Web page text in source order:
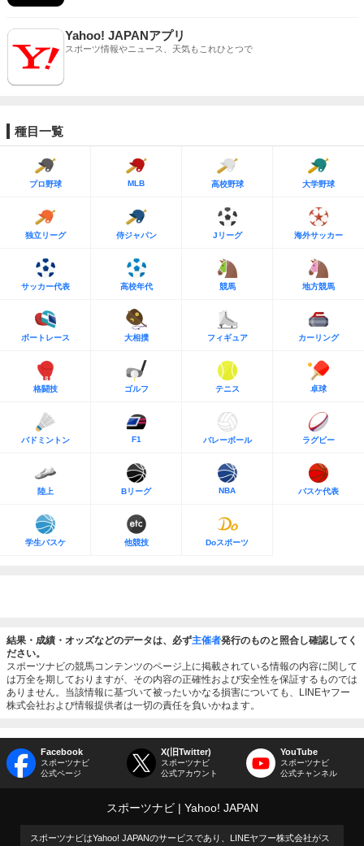
Yahoo! JAPANアプリ
スポーツ情報やニュース、天気もこれひとつで
種目一覧
プロ野球 MLB 高校野球 大学野球
独立リーグ 侍ジャパン Jリーグ 海外サッカー
サッカー代表 高校年代 競馬 地方競馬
ボートレース 大相撲 フィギュア カーリング
格闘技 ゴルフ テニス 卓球
バドミントン F1 バレーボール ラグビー
陸上 Bリーグ NBA バスケ代表
学生バスケ 他競技 Doスポーツ
結果・成績・オッズなどのデータは、必ず主催者発行のものと照合し確認してく
ださい。
スポーツナビの競馬コンテンツのページ上に掲載されている情報の内容に関して
は万全を期しておりますが、その内容の正確性および安全性を保証するものでは
ありません。当該情報に基づいて被ったいかなる損害についても、LINEヤフー
株式会社および情報提供者は一切の責任を負いかねます。
Facebook
スポーツナビ
公式ページ
X(旧Twitter)
スポーツナビ
公式アカウント
YouTube
スポーツナビ
公式チャンネル
スポーツナビ Yahoo! JAPAN
スポーツナビはYahoo! JAPANのサービスであり、LINEヤフー株式会社がス